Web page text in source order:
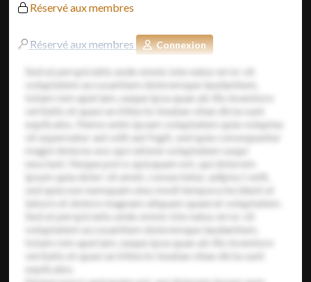
Réservé aux membres
Réservé aux membres Connexion
Sed ut perspiciatis unde omnis iste natus error sit
voluptatem accusantium doloremque laudantium,
totam rem aperiam, eaque ipsa quae ab illo inventore
veritatis et quasi architecto beatae vitae dicta sunt
explicabo. Nemo enim ipsam voluptatem quia voluptas
sit aspernatur aut odit aut fugit, sed quia consequuntur
magni dolores eos qui ratione voluptatem sequi
nesciunt. Neque porro quisquam est, qui dolorem
ipsum quia dolor sit amet, consectetur, adipisci velit,
sed quia non numquam eius modi tempora incidunt ut
labore et dolore magnam aliquam quaerat voluptatem.
Sed ut perspiciatis unde omnis iste natus error sit
voluptatem accusantium doloremque laudantium,
totam rem aperiam, eaque ipsa quae ab illo inventore
veritatis et quasi architecto beatae vitae dicta sunt
explicabo.